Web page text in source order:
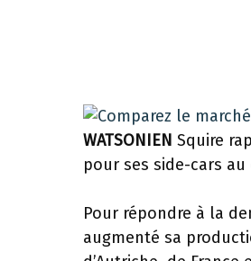
WATSONIEN Squire
pour ses side-cars
Pour répondre à la
augmenté sa